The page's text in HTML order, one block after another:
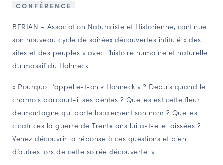
Espace acteurs
NAVIGATION FILTRÉE « ACTEURS »
Comité d'Histoire Régionale
Service Inventaire et Patrimoines de la Région Grand Est
CONFÉRENCE
BERIAN – Association Naturaliste et Historienne, continue
son nouveau cycle de soirées découvertes intitulé « des
sites et des peuples » avec l’histoire humaine et naturelle
du massif du Hohneck.
« Pourquoi l’appelle-t-on « Hohneck » ? Depuis quand le
chamois parcourt-il ses pentes ? Quelles est cette fleur
de montagne qui porte localement son nom ? Quelles
cicatrices la guerre de Trente ans lui a-t-elle laissées ?
Venez découvrir la réponse à ces questions et bien
d’autres lors de cette soirée découverte. »